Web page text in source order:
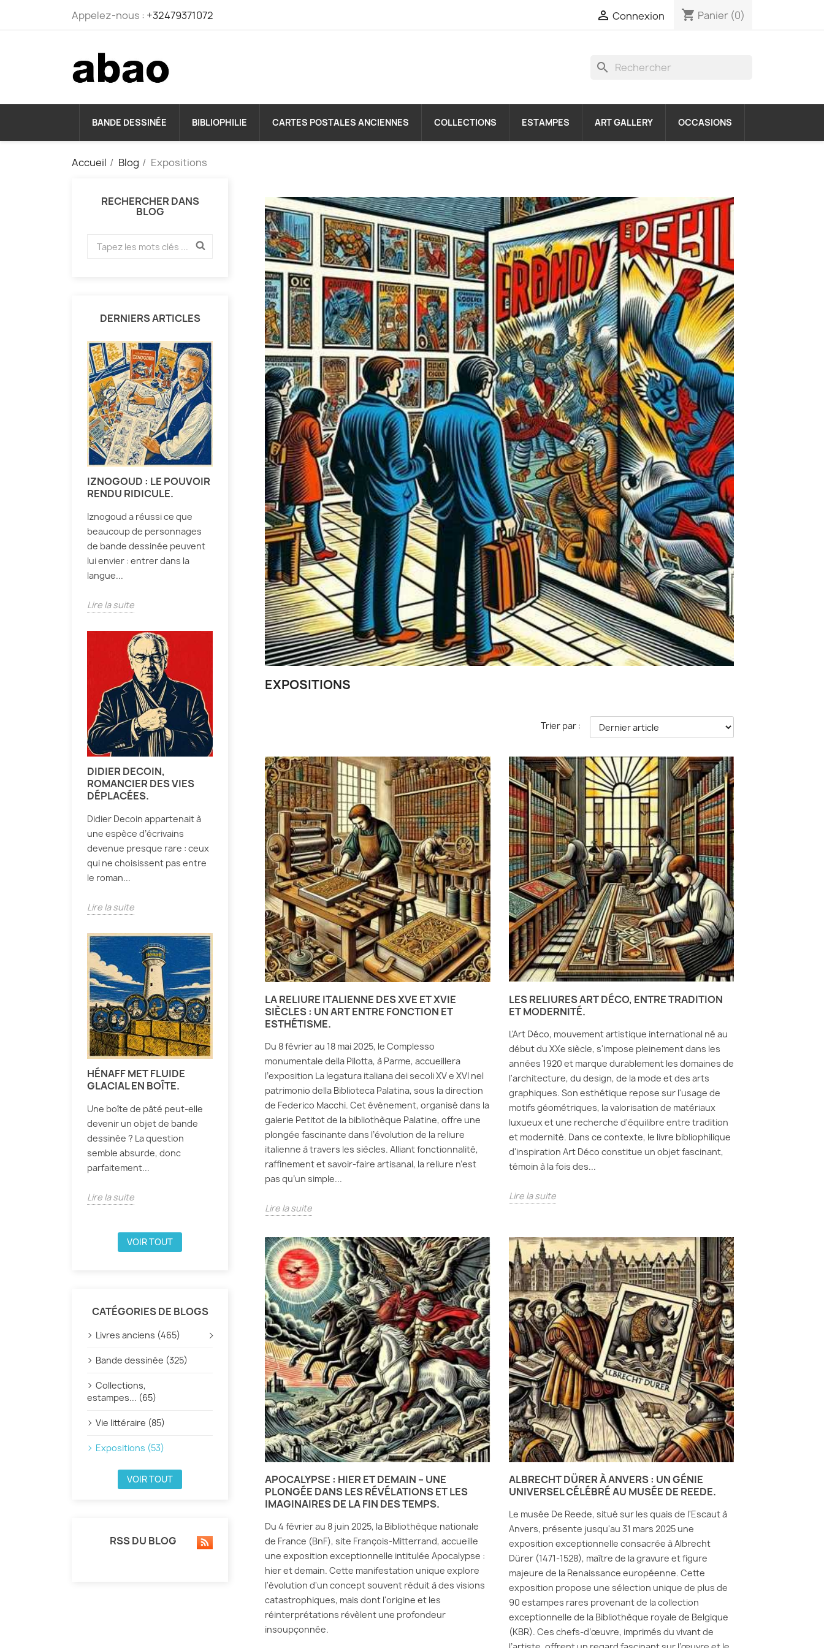
Appelez-nous : +32479371072  Connexion shopping_cart Panier (0)
search
BANDE DESSINÉE BIBLIOPHILIE CARTES POSTALES ANCIENNES COLLECTIONS ESTAMPES ART GALLERY OCCASIONS
Accueil Blog Expositions
RECHERCHER DANS
BLOG
DERNIERS ARTICLES
IZNOGOUD : LE POUVOIR
RENDU RIDICULE.
Iznogoud a réussi ce que
beaucoup de personnages
de bande dessinée peuvent
lui envier : entrer dans la
langue...
Lire la suite
DIDIER DECOIN,
ROMANCIER DES VIES
DÉPLACÉES.
Didier Decoin appartenait à
une espèce d’écrivains
devenue presque rare : ceux
qui ne choisissent pas entre
le roman...
Lire la suite
HÉNAFF MET FLUIDE
GLACIAL EN BOÎTE.
Une boîte de pâté peut-elle
devenir un objet de bande
dessinée ? La question
semble absurde, donc
parfaitement...
Lire la suite
VOIR TOUT
CATÉGORIES DE BLOGS
Livres anciens (465)
Bande dessinée (325)
Collections,
estampes... (65)
Vie littéraire (85)
Expositions (53)
VOIR TOUT
RSS DU BLOG
EXPOSITIONS
Trier par :
LA RELIURE ITALIENNE DES XVE ET XVIE
SIÈCLES : UN ART ENTRE FONCTION ET
ESTHÉTISME.
Du 8 février au 18 mai 2025, le Complesso
monumentale della Pilotta, à Parme, accueillera
l’exposition La legatura italiana dei secoli XV e XVI nel
patrimonio della Biblioteca Palatina, sous la direction
de Federico Macchi. Cet événement, organisé dans la
galerie Petitot de la bibliothèque Palatine, offre une
plongée fascinante dans l’évolution de la reliure
italienne à travers les siècles. Alliant fonctionnalité,
raffinement et savoir-faire artisanal, la reliure n’est
pas qu’un simple...
Lire la suite
LES RELIURES ART DÉCO, ENTRE TRADITION
ET MODERNITÉ.
L'Art Déco, mouvement artistique international né au
début du XXe siècle, s'impose pleinement dans les
années 1920 et marque durablement les domaines de
l'architecture, du design, de la mode et des arts
graphiques. Son esthétique repose sur l'usage de
motifs géométriques, la valorisation de matériaux
luxueux et une recherche d'équilibre entre tradition
et modernité. Dans ce contexte, le livre bibliophilique
d'inspiration Art Déco constitue un objet fascinant,
témoin à la fois des...
Lire la suite
APOCALYPSE : HIER ET DEMAIN – UNE
PLONGÉE DANS LES RÉVÉLATIONS ET LES
IMAGINAIRES DE LA FIN DES TEMPS.
Du 4 février au 8 juin 2025, la Bibliothèque nationale
de France (BnF), site François-Mitterrand, accueille
une exposition exceptionnelle intitulée Apocalypse :
hier et demain. Cette manifestation unique explore
l'évolution d'un concept souvent réduit à des visions
catastrophiques, mais dont l'origine et les
réinterprétations révèlent une profondeur
insoupçonnée.
ALBRECHT DÜRER À ANVERS : UN GÉNIE
UNIVERSEL CÉLÉBRÉ AU MUSÉE DE REEDE.
Le musée De Reede, situé sur les quais de l'Escaut à
Anvers, présente jusqu'au 31 mars 2025 une
exposition exceptionnelle consacrée à Albrecht
Dürer (1471-1528), maître de la gravure et figure
majeure de la Renaissance européenne. Cette
exposition propose une sélection unique de plus de
90 estampes rares provenant de la collection
exceptionnelle de la Bibliothèque royale de Belgique
(KBR). Ces chefs-d’œuvre, imprimés du vivant de